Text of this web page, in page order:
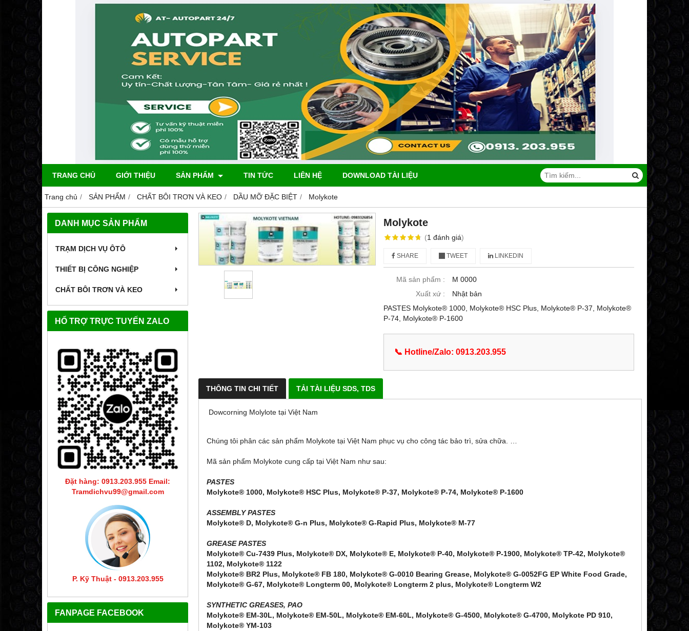
TRANG CHỦ GIỚI THIỆU SẢN PHẨM TIN TỨC LIÊN HỆ DOWNLOAD TÀI LIỆU
Trang chủ SẢN PHẨM CHẤT BÔI TRƠN VÀ KEO DẦU MỠ ĐẶC BIỆT Molykote
DANH MỤC SẢN PHẨM
TRẠM DỊCH VỤ ÔTÔ
THIẾT BỊ CÔNG NGHIỆP
CHẤT BÔI TRƠN VÀ KEO
HỔ TRỢ TRỰC TUYẾN ZALO
Đặt hàng: 0913.203.955 Email:
Tramdichvu99@gmail.com
P. Kỹ Thuật - 0913.203.955
FANPAGE FACEBOOK
Molykote
(1 đánh giá)
SHARE TWEET LINKEDIN
Mã sản phẩm :
M 0000
Xuất xứ :
Nhật bản
PASTES Molykote® 1000, Molykote® HSC Plus, Molykote® P-37, Molykote®
P-74, Molykote® P-1600
📞 Hotline/Zalo: 0913.203.955
THÔNG TIN CHI TIẾT TẢI TÀI LIỆU SDS, TDS
Dowcorning Molylote tại Việt Nam
Chúng tôi phân các sản phẩm Molykote tại Việt Nam phục vụ cho công tác bảo trì, sửa chữa. …
Mã sản phẩm Molykote cung cấp tại Việt Nam như sau:
PASTES
Molykote® 1000, Molykote® HSC Plus, Molykote® P-37, Molykote® P-74, Molykote® P-1600
ASSEMBLY PASTES
Molykote® D, Molykote® G-n Plus, Molykote® G-Rapid Plus, Molykote® M-77
GREASE PASTES
Molykote® Cu-7439 Plus, Molykote® DX, Molykote® E, Molykote® P-40, Molykote® P-1900, Molykote® TP-42, Molykote®
1102, Molykote® 1122
Molykote® BR2 Plus, Molykote® FB 180, Molykote® G-0010 Bearing Grease, Molykote® G-0052FG EP White Food Grade,
Molykote® G-67, Molykote® Longterm 00, Molykote® Longterm 2 plus, Molykote® Longterm W2
SYNTHETIC GREASES, PAO
Molykote® EM-30L, Molykote® EM-50L, Molykote® EM-60L, Molykote® G-4500, Molykote® G-4700, Molykote PD 910,
Molykote® YM-103